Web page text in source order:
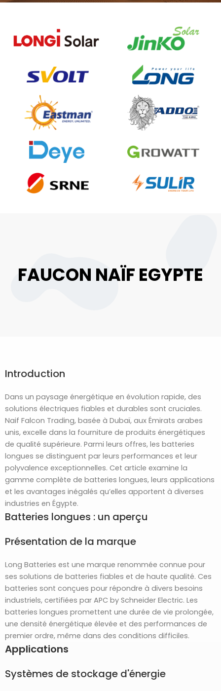
FAUCON NAÏF EGYPTE
Introduction
Dans un paysage énergétique en évolution rapide, des
solutions électriques fiables et durables sont cruciales.
Naif Falcon Trading, basée à Dubaï, aux Émirats arabes
unis, excelle dans la fourniture de produits énergétiques
de qualité supérieure. Parmi leurs offres, les batteries
longues se distinguent par leurs performances et leur
polyvalence exceptionnelles. Cet article examine la
gamme complète de batteries longues, leurs applications
et les avantages inégalés qu’elles apportent à diverses
industries en Égypte.
Batteries longues : un aperçu
Présentation de la marque
Long Batteries est une marque renommée connue pour
ses solutions de batteries fiables et de haute qualité. Ces
batteries sont conçues pour répondre à divers besoins
industriels, certifiées par APC by Schneider Electric. Les
batteries longues promettent une durée de vie prolongée,
une densité énergétique élevée et des performances de
premier ordre, même dans des conditions difficiles.
Applications
Systèmes de stockage d'énergie